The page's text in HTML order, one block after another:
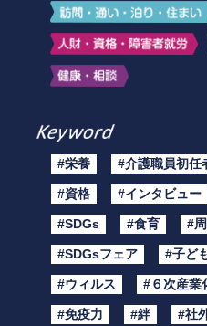
#栄養 #介護職員初任
#資格 #インタビュー
#SDGs #食育 #
#SDGsフェア #子ど
#ウィルス #６次産業
#免疫力 #絆 #社